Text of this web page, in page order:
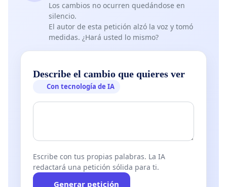
Los cambios no ocurren quedándose en
silencio.
El autor de esta petición alzó la voz y tomó
medidas. ¿Hará usted lo mismo?
Describe el cambio que quieres ver
Con tecnología de IA
Escribe con tus propias palabras. La IA
redactará una petición sólida para ti.
Generar petición